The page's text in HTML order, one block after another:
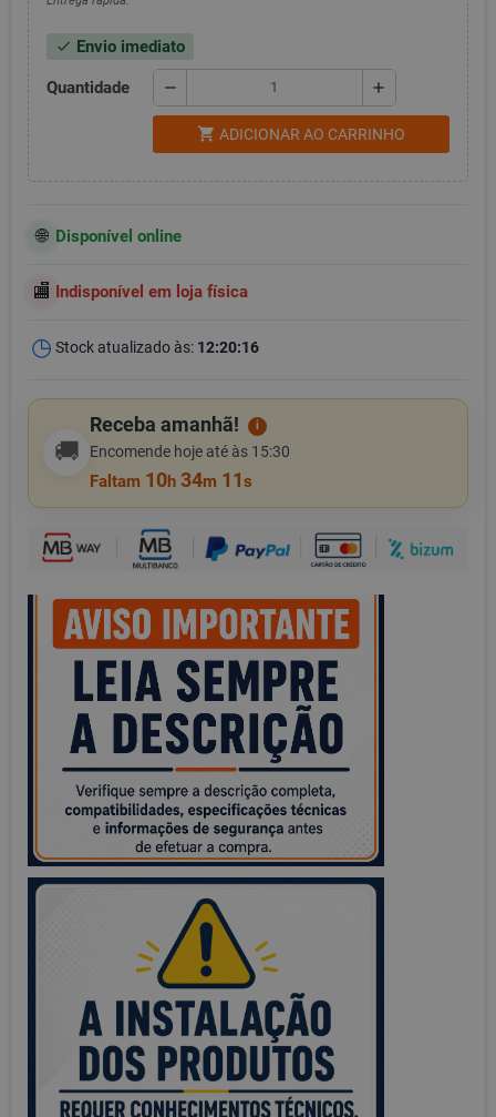
check Envio imediato
Quantidade remove add
shopping_cart ADICIONAR AO CARRINHO
Disponível online
Indisponível em loja física
Stock atualizado às: 12:20:16
🚚
Receba amanhã! i
Encomende hoje até às 15:30
Faltam 10h 34m 10s